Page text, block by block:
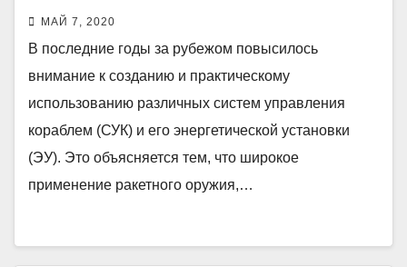
МАЙ 7, 2020
В последние годы за рубежом повысилось
внимание к созданию и практическому
использованию различных систем управления
кораблем (СУК) и его энергетической установки
(ЭУ). Это объясняется тем, что широкое
применение ракетного оружия,…